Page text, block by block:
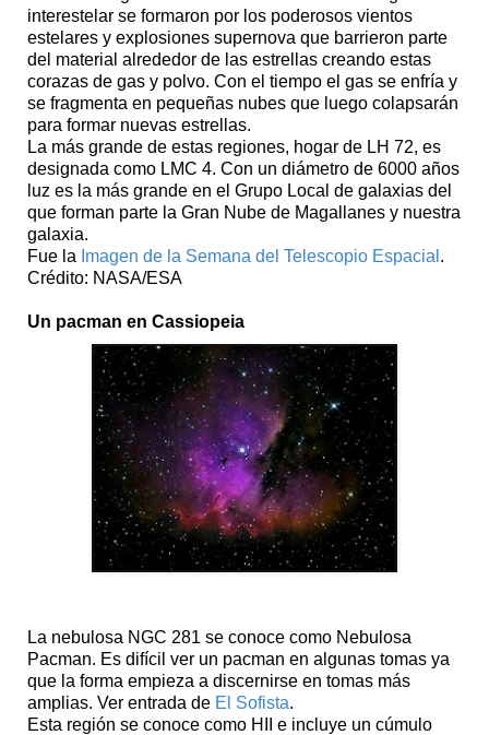
interestelar se formaron por los poderosos vientos
estelares y explosiones supernova que barrieron parte
del material alrededor de las estrellas creando estas
corazas de gas y polvo. Con el tiempo el gas se enfría y
se fragmenta en pequeñas nubes que luego colapsarán
para formar nuevas estrellas.
La más grande de estas regiones, hogar de LH 72, es
designada como LMC 4. Con un diámetro de 6000 años
luz es la más grande en el Grupo Local de galaxias del
que forman parte la Gran Nube de Magallanes y nuestra
galaxia.
Fue la Imagen de la Semana del Telescopio Espacial .
Crédito: NASA/ESA
Un pacman en Cassiopeia
La nebulosa NGC 281 se conoce como Nebulosa
Pacman. Es difícil ver un pacman en algunas tomas ya
que la forma empieza a discernirse en tomas más
amplias. Ver entrada de El Sofista.
Esta región se conoce como HII e incluye un cúmulo